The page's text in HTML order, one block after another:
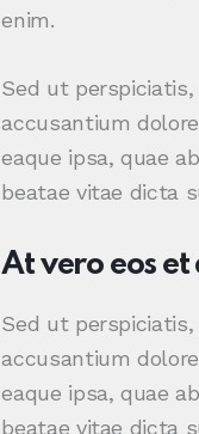
enim.
Sed ut
accusantium
eaque ipsa, quae
beatae vitae dicta
At vero eos et
Sed ut
accusantium
eaque ipsa, quae
beatae vitae dicta